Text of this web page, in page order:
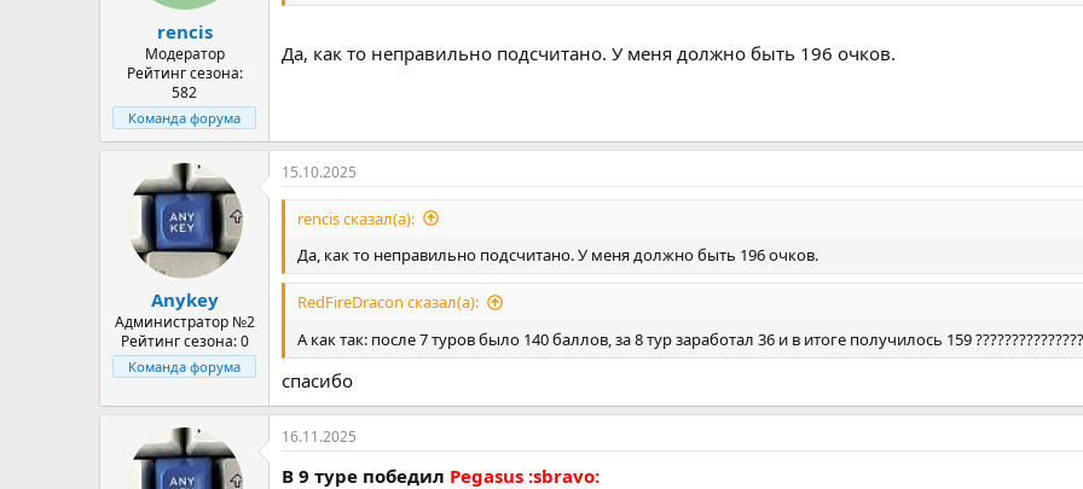
rencis
Модератор
Рейтинг сезона:
582
Команда форума
Да, как то неправильно подсчитано. У меня должно быть 196 очков.
Anykey
Администратор №2
Рейтинг сезона: 0
Команда форума
15.10.2025
rencis сказал(а):
Да, как то неправильно подсчитано. У меня должно быть 196 очков.
RedFireDracon сказал(а):
А как так: после 7 туров было 140 баллов, за 8 тур заработал 36 и в итоге получилось 159
спасибо
16.11.2025
В 9 туре победил Pegasus :sbravo: